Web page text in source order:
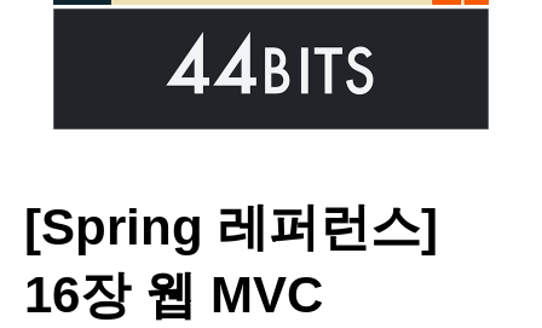
[Spring 레퍼런스]
16장 웹 MVC